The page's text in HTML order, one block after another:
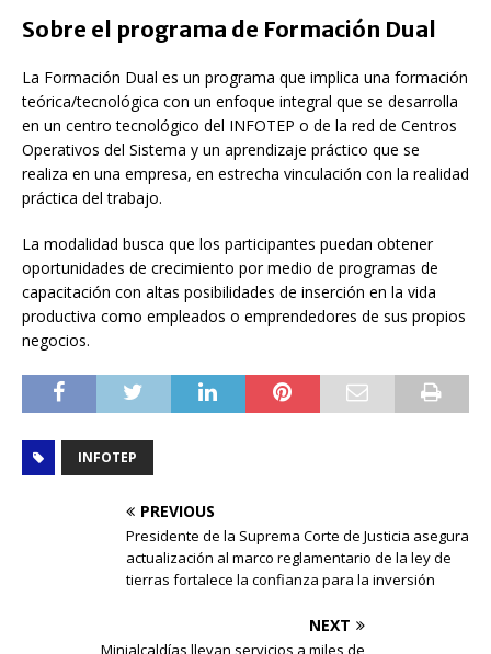
Sobre el programa de Formación Dual
La Formación Dual es un programa que implica una formación
teórica/tecnológica con un enfoque integral que se desarrolla
en un centro tecnológico del INFOTEP o de la red de Centros
Operativos del Sistema y un aprendizaje práctico que se
realiza en una empresa, en estrecha vinculación con la realidad
práctica del trabajo.
La modalidad busca que los participantes puedan obtener
oportunidades de crecimiento por medio de programas de
capacitación con altas posibilidades de inserción en la vida
productiva como empleados o emprendedores de sus propios
negocios.
INFOTEP
PREVIOUS
Presidente de la Suprema Corte de Justicia asegura
actualización al marco reglamentario de la ley de
tierras fortalece la confianza para la inversión
NEXT
Minialcaldías llevan servicios a miles de